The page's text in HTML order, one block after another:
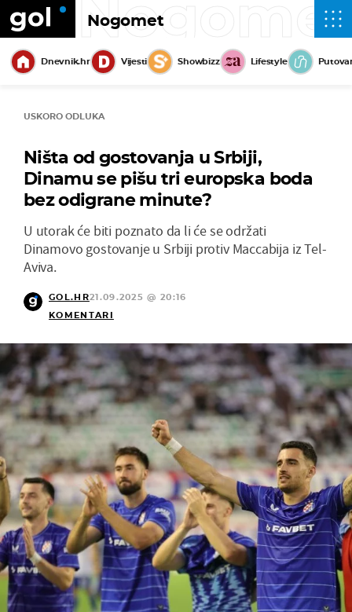
Nogomet
Dnevnik.hr Vijesti Showbizz Lifestyle
USKORO ODLUKA
Ništa od gostovanja u Srbiji,
Dinamu se pišu tri europska boda
bez odigrane minute?
U utorak će biti poznato da li će se održati
Dinamovo gostovanje u Srbiji protiv Maccabija iz Tel-
Aviva.
GOL.HR21.09.2025 @ 20:16
KOMENTARI